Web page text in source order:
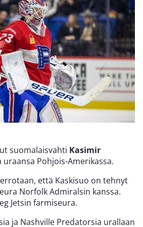
suomalaisvahti Kasimir
uraansa Pohjois-Amerikassa.
että Kaskisuo on tehnyt
Norfolk Admiralsin kanssa.
Jetsin farmiseura.
ja Nashville Predatorsia urallaan